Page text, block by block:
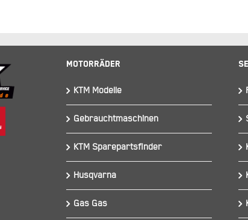
Motorräder
KTM Modelle
Gebrauchtmaschinen
KTM Sparepartsfinder
Husqvarna
Gas Gas